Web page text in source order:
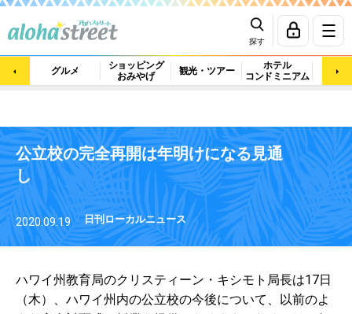
探す
グルメ
ショッピング
おみやげ
観光・ツアー
ホテル
コンドミニアム
マッ
公立校の完全再開は年明けになる見通
し
2020.09.19 日刊ローカルニュース
ハワイ州教育局のクリスティーン・キシモト局長は17日
（木）、ハワイ州内の公立校の今後について、以前のよ